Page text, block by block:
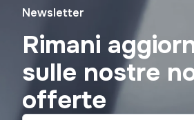
Newsletter
Rimani
sulle nostre
offerte